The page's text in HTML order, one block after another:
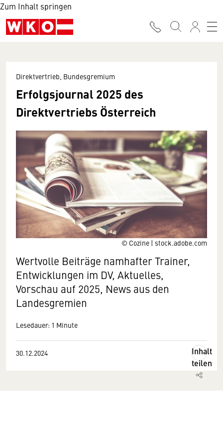
Zum Inhalt springen
© Cozine | stock.adobe.com
Direktvertrieb, Bundesgremium
Erfolgsjournal 2025 des
Direktvertriebs Österreich
Wertvolle Beiträge namhafter Trainer,
Entwicklungen im DV, Aktuelles,
Vorschau auf 2025, News aus den
Landesgremien
Lesedauer: 1 Minute
30.12.2024
Inhalt
teilen